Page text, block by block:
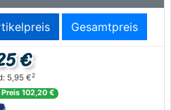
Gesamtpreis
€
5,95 €2
Preis 102,20 €